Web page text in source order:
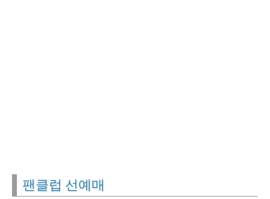
팬클럽 선예매